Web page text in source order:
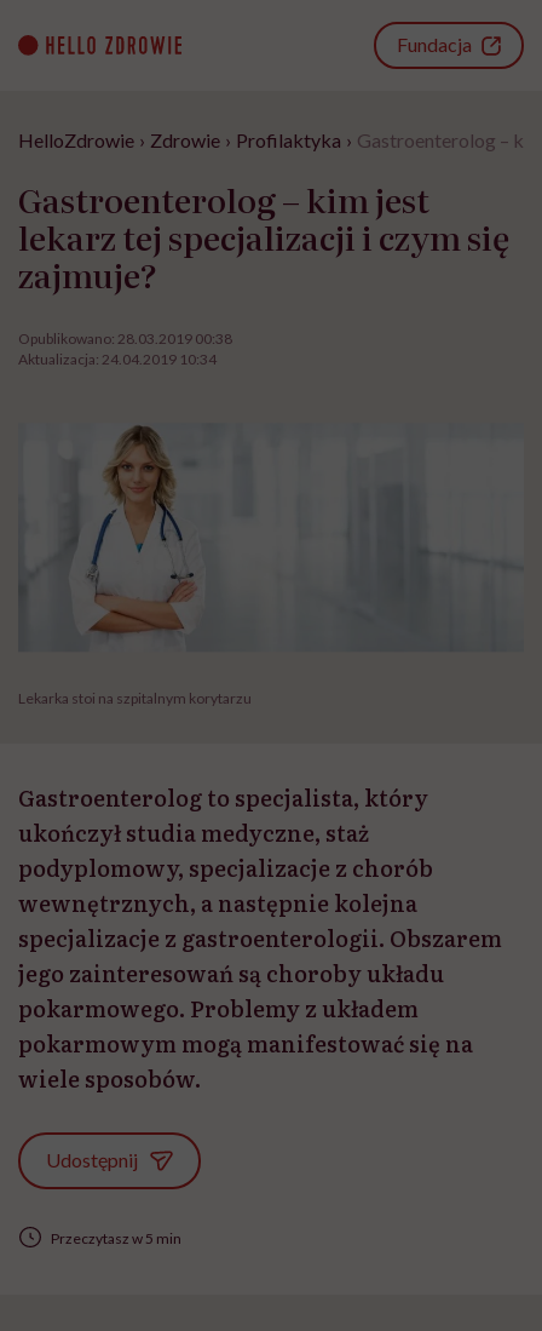
content
Fundacja
HelloZdrowie › Zdrowie › Profilaktyka › Gastroenterolog –
Gastroenterolog – kim jest
lekarz tej specjalizacji i czym się
zajmuje?
Opublikowano: 28.03.2019 00:38
Aktualizacja: 24.04.2019 10:34
Lekarka stoi na szpitalnym korytarzu
Gastroenterolog to specjalista, który
ukończył studia medyczne, staż
podyplomowy, specjalizacje z chorób
wewnętrznych, a następnie kolejna
specjalizacje z gastroenterologii. Obszarem
jego zainteresowań są choroby układu
pokarmowego. Problemy z układem
pokarmowym mogą manifestować się na
wiele sposobów.
Udostępnij
Przeczytasz w 5 min